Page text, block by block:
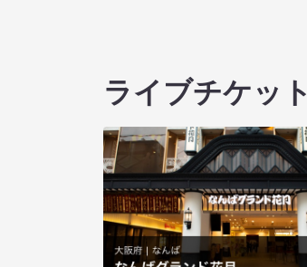
ライブチケット